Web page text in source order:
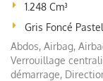
1.248 Cm³
Gris Foncé Pastel
Abdos, Airbag,
Verrouillage
démarrage,